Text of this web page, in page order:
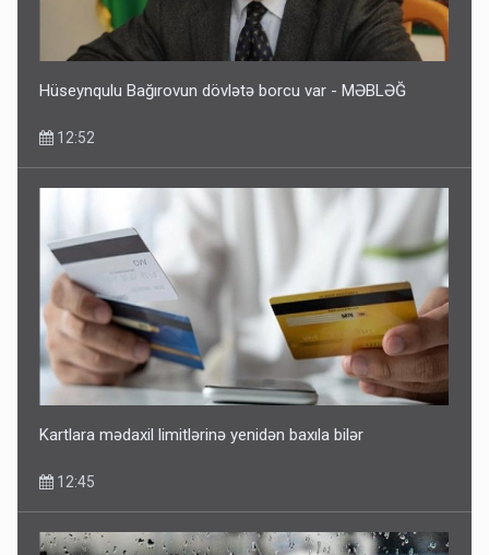
Hüseynqulu Bağırovun dövlətə borcu var - MƏBLƏĞ
12:52
Kartlara mədaxil limitlərinə yenidən baxıla bilər
12:45